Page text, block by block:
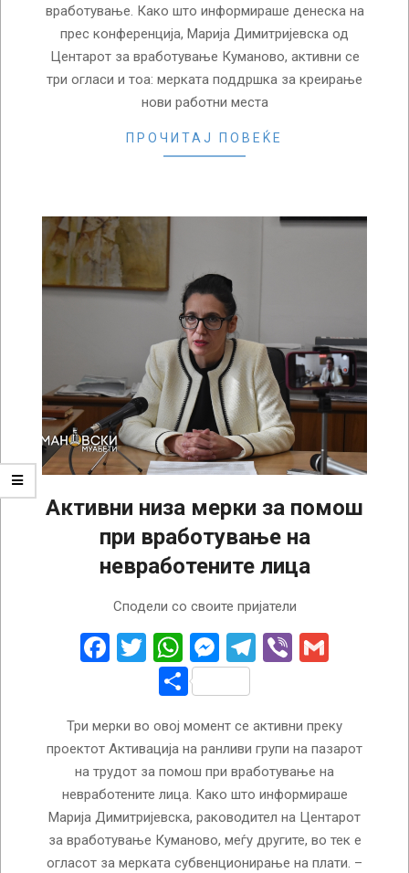
вработување. Како што информираше денеска на
прес конференција, Марија Димитријевска од
Центарот за вработување Куманово, активни се
три огласи и тоа: мерката поддршка за креирање
нови работни места
ПРОЧИТАЈ ПОВЕЌЕ
Активни низа мерки за помош
при вработување на
невработените лица
Сподели со своите пријатели
Facebook
Twitter
WhatsApp
Messenger
Telegram
Viber
Share
Три мерки во овој момент се активни преку
проектот Активација на ранливи групи на пазарот
на трудот за помош при вработување на
невработените лица. Како што информираше
Марија Димитријевска, раководител на Центарот
за вработување Куманово, меѓу другите, во тек е
огласот за мерката субвенционирање на плати. –